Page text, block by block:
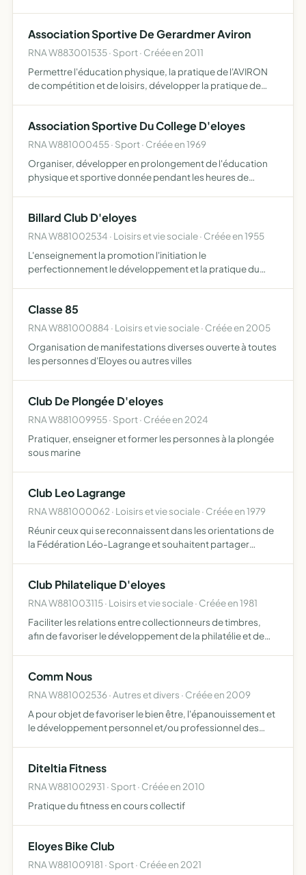
Association Sportive De Gerardmer Aviron
RNA W883001535 · Sport · Créée en 2011
Permettre l'éducation physique, la pratique de l'AVIRON
de compétition et de loisirs, développer la pratique de
Association Sportive Du College D'eloyes
RNA W881000455 · Sport · Créée en 1969
Organiser, développer en prolongement de l'éducation
physique et sportive donnée pendant les heures de
Billard Club D'eloyes
RNA W881002534 · Loisirs et vie sociale · Créée en 1955
L'enseignement la promotion l'initiation le
perfectionnement le développement et la pratique du
Classe 85
RNA W881000884 · Loisirs et vie sociale · Créée en 2005
Organisation de manifestations diverses ouverte à toutes
les personnes d'Eloyes ou autres villes
Club De Plongée D'eloyes
RNA W881009955 · Sport · Créée en 2024
Pratiquer, enseigner et former les personnes à la plongée
sous marine
Club Leo Lagrange
RNA W881000062 · Loisirs et vie sociale · Créée en 1979
Réunir ceux qui se reconnaissent dans les orientations de
la Fédération Léo-Lagrange et souhaitent partager
Club Philatelique D'eloyes
RNA W881003115 · Loisirs et vie sociale · Créée en 1981
Faciliter les relations entre collectionneurs de timbres,
afin de favoriser le développement de la philatélie et de
Comm Nous
RNA W881002536 · Autres et divers · Créée en 2009
A pour objet de favoriser le bien être, l'épanouissement et
le développement personnel et/ou professionnel des
permettant …
Diteltia Fitness
RNA W881002931 · Sport · Créée en 2010
Pratique du fitness en cours collectif
Eloyes Bike Club
RNA W881009181 · Sport · Créée en 2021